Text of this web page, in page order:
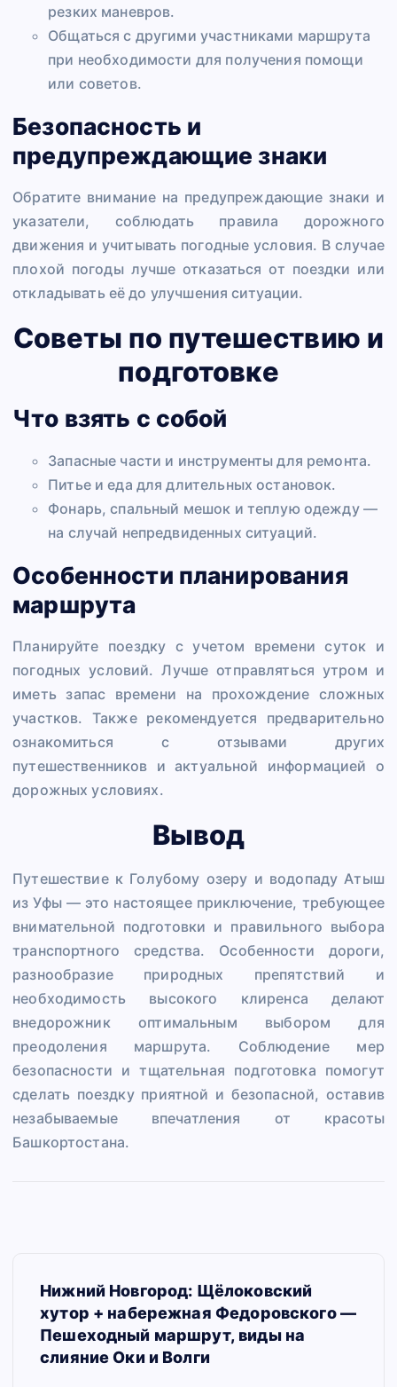
резких маневров.
Общаться с другими участниками маршрута
при необходимости для получения помощи
или советов.
Безопасность и
предупреждающие знаки
Обратите внимание на предупреждающие знаки и
указатели, соблюдать правила дорожного
движения и учитывать погодные условия. В случае
плохой погоды лучше отказаться от поездки или
откладывать её до улучшения ситуации.
Советы по путешествию и
подготовке
Что взять с собой
Запасные части и инструменты для ремонта.
Питье и еда для длительных остановок.
Фонарь, спальный мешок и теплую одежду —
на случай непредвиденных ситуаций.
Особенности планирования
маршрута
Планируйте поездку с учетом времени суток и
погодных условий. Лучше отправляться утром и
иметь запас времени на прохождение сложных
участков. Также рекомендуется предварительно
ознакомиться с отзывами других
путешественников и актуальной информацией о
дорожных условиях.
Вывод
Путешествие к Голубому озеру и водопаду Атыш
из Уфы — это настоящее приключение, требующее
внимательной подготовки и правильного выбора
транспортного средства. Особенности дороги,
разнообразие природных препятствий и
необходимость высокого клиренса делают
внедорожник оптимальным выбором для
преодоления маршрута. Соблюдение мер
безопасности и тщательная подготовка помогут
сделать поездку приятной и безопасной, оставив
незабываемые впечатления от красоты
Башкортостана.
Нижний Новгород: Щёлоковский
хутор + набережная Федоровского —
Пешеходный маршрут, виды на
слияние Оки и Волги